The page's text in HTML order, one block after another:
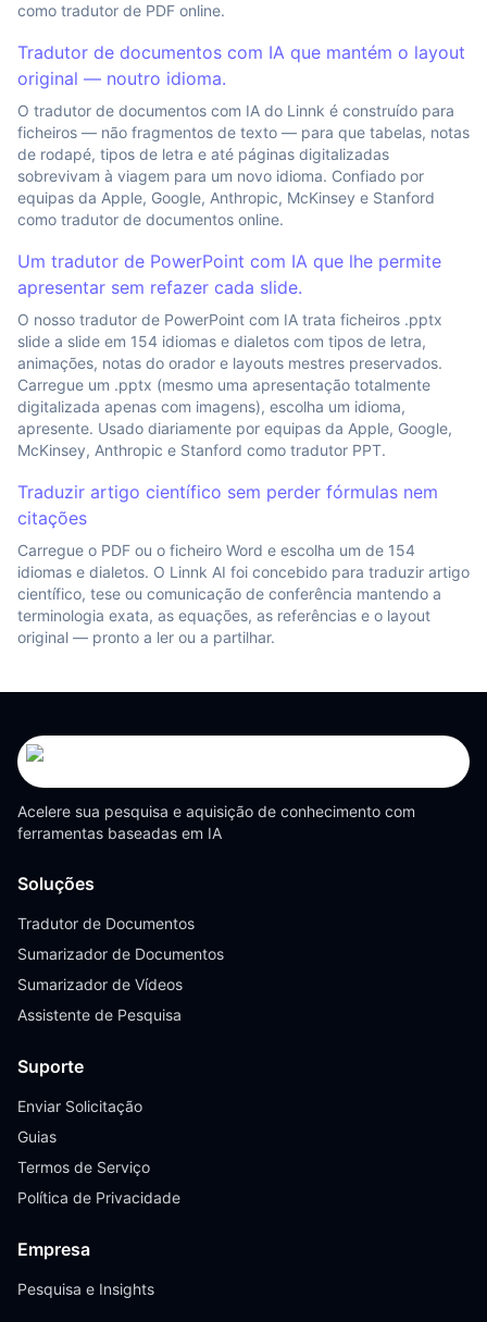
como tradutor de PDF online.
Tradutor de documentos com IA que mantém o layout
original — noutro idioma.
O tradutor de documentos com IA do Linnk é construído para
ficheiros — não fragmentos de texto — para que tabelas, notas
de rodapé, tipos de letra e até páginas digitalizadas
sobrevivam à viagem para um novo idioma. Confiado por
equipas da Apple, Google, Anthropic, McKinsey e Stanford
como tradutor de documentos online.
Um tradutor de PowerPoint com IA que lhe permite
apresentar sem refazer cada slide.
O nosso tradutor de PowerPoint com IA trata ficheiros .pptx
slide a slide em 154 idiomas e dialetos com tipos de letra,
animações, notas do orador e layouts mestres preservados.
Carregue um .pptx (mesmo uma apresentação totalmente
digitalizada apenas com imagens), escolha um idioma,
apresente. Usado diariamente por equipas da Apple, Google,
McKinsey, Anthropic e Stanford como tradutor PPT.
Traduzir artigo científico sem perder fórmulas nem
citações
Carregue o PDF ou o ficheiro Word e escolha um de 154
idiomas e dialetos. O Linnk AI foi concebido para traduzir artigo
científico, tese ou comunicação de conferência mantendo a
terminologia exata, as equações, as referências e o layout
original — pronto a ler ou a partilhar.
Acelere sua pesquisa e aquisição de conhecimento com
ferramentas baseadas em IA
Soluções
Tradutor de Documentos
Sumarizador de Documentos
Sumarizador de Vídeos
Assistente de Pesquisa
Suporte
Enviar Solicitação
Guias
Termos de Serviço
Política de Privacidade
Empresa
Pesquisa e Insights